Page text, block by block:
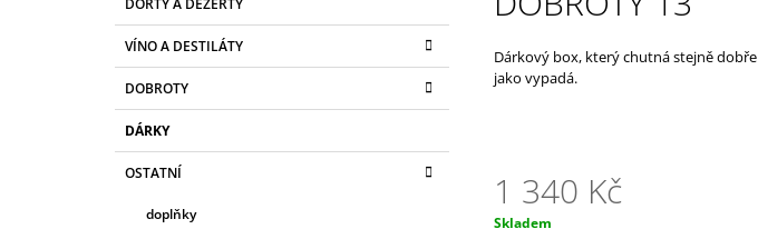
kategorie
T
G
O
R
E
DORTY A DEZERTY
VÍNO A DESTILÁTY
DOBROTY
DÁRKY
OSTATNÍ
doplňky
Dárkový box, který chutná stejně dobře
jako vypadá.
1 340 Kč
Měrná
Skladem
420 Kč
1 100 Kč